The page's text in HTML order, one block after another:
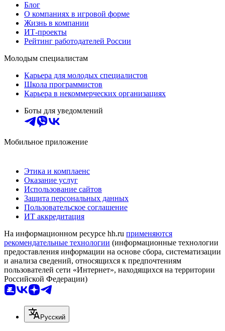
Блог
О компаниях в игровой форме
Жизнь в компании
ИТ-проекты
Рейтинг работодателей России
Молодым специалистам
Карьера для молодых специалистов
Школа программистов
Карьера в некоммерческих организациях
Боты для уведомлений
Мобильное приложение
Этика и комплаенс
Оказание услуг
Использование сайтов
Защита персональных данных
Пользовательское соглашение
ИТ аккредитация
На информационном ресурсе hh.ru применяются
рекомендательные технологии (информационные технологии
предоставления информации на основе сбора, систематизации
и анализа сведений, относящихся к предпочтениям
пользователей сети «Интернет», находящихся на территории
Российской Федерации)
Русский